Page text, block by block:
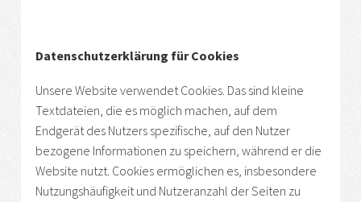
Datenschutzerklärung für Cookies
Unsere Website verwendet Cookies. Das sind kleine
Textdateien, die es möglich machen, auf dem
Endgerät des Nutzers spezifische, auf den Nutzer
bezogene Informationen zu speichern, während er die
Website nutzt. Cookies ermöglichen es, insbesondere
Nutzungshäufigkeit und Nutzeranzahl der Seiten zu